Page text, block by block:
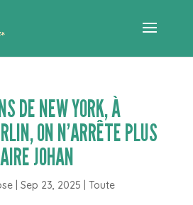
DE NEW YORK, À
ON N’ARRÊTE PLUS
JOHAN
| Sep 23, 2025
Toute